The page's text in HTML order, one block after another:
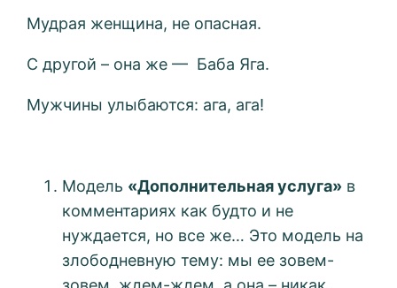
Мудрая женщина, не опасная.
С другой – она же — Баба Яга.
Мужчины улыбаются: ага, ага!
Модель «Дополнительная услуга» в
комментариях как будто и не
нуждается, но все же… Это модель на
злободневную тему: мы ее зовем-